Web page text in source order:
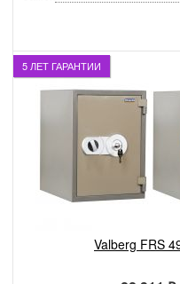
5 ЛЕТ ГАРАНТИИ
Valberg FRS